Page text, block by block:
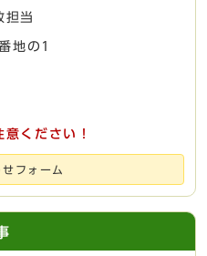
担当
地の1
ください！
フォーム